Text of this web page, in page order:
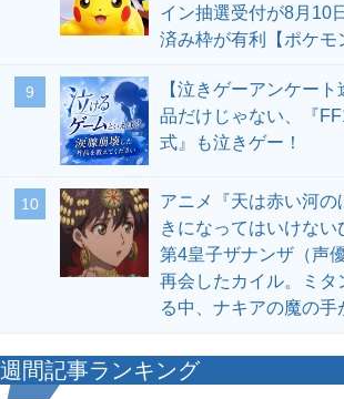
イン抽選受付が8月10
済み枠が有利【ポケモ
9
【泣きゲーアンケー
品だけじゃない、『
式』も泣きゲー！
10
アニメ『天は赤い河の
きになってはいけない
第4皇子ザナンザ（声
再会したカイル。ミタ
る中、ナキアの魔の
週間記事ランキング